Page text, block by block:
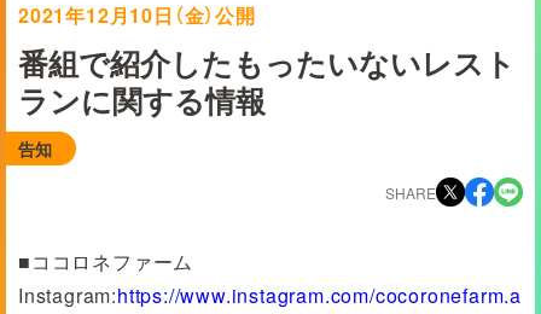
グッズ
EN 検索
2021年12月10日（金）公開
番組で紹介したもったいないレスト
ランに関する情報
告知
SHARE
■ココロネファーム
Instagram:https://www.instagram.com/cocoronefarm.a